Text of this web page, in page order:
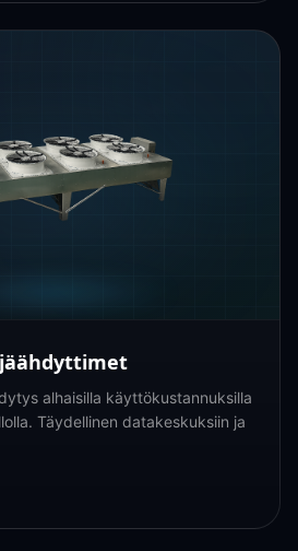
alhaisilla käyttökustannuksilla
Täydellinen datakeskuksiin ja